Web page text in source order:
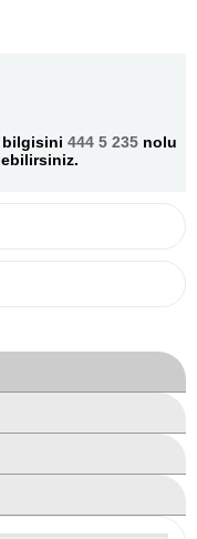
bilgisini 444 5 235 nolu